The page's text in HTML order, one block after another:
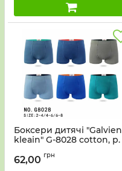
Боксери дитячі "Galvien
kleain" G-8028 cotton, р.
шт
62,00 грн